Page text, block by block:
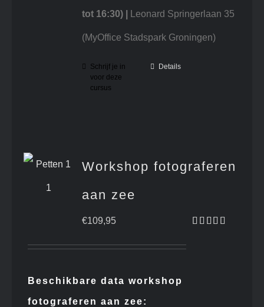
tot 16:30) | Leonard Springerlaan 35
(MyOffice Stadspark Groningen)
Schrijf je in
voor deze
cursus
Details
Workshop fotograferen
aan zee
€109,95
Beschikbare data workshop
fotograferen aan zee: